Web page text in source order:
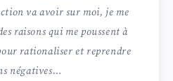
va avoir sur moi, je me
raisons qui me poussent à
rationaliser et reprendre
négatives…